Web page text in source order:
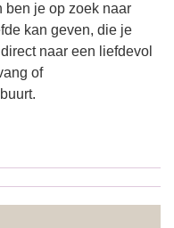
ben je op zoek naar
kan geven, die je
naar een liefdevol
of